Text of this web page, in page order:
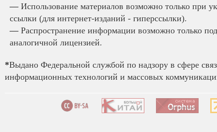
—Использование материалов возможно только при
ссылки (для интернет-изданий - гиперссылки).
—Распространение информации возможно только
аналогичной лицензией.
*Выдано Федеральной службой по надзору в сфере
информационных технологий и массовых